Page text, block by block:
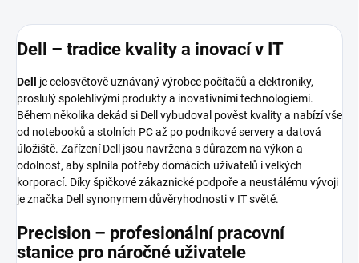
Dell – tradice kvality a inovací v IT
Dell
je celosvětově uznávaný výrobce počítačů a elektroniky,
proslulý spolehlivými produkty a inovativními technologiemi.
Během několika dekád si Dell vybudoval pověst kvality a nabízí vše
od notebooků a stolních PC až po podnikové servery a datová
úložiště. Zařízení Dell jsou navržena s důrazem na výkon a
odolnost, aby splnila potřeby domácích uživatelů i velkých
korporací. Díky špičkové zákaznické podpoře a neustálému vývoji
je značka Dell synonymem důvěryhodnosti v IT světě.
Precision – profesionální pracovní
stanice pro náročné uživatele